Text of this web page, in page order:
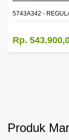
WINDOW,LH
5743A342 -
Rp.
Produk